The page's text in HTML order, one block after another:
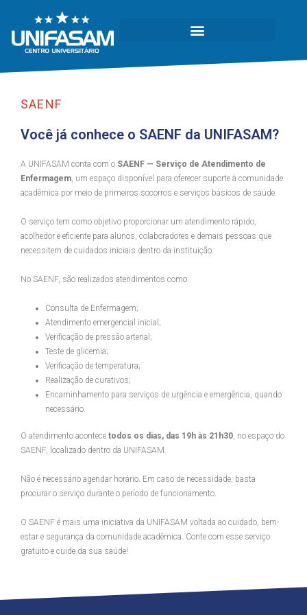
SAENF
Você já conhece o SAENF da UNIFASAM?
A UNIFASAM conta com o SAENF — Serviço de Atendimento de
Enfermagem, um espaço disponível para oferecer suporte à comunidade
acadêmica por meio de primeiros socorros e serviços básicos de saúde.
O serviço tem como objetivo proporcionar um atendimento rápido,
acolhedor e eficiente para alunos, colaboradores e demais pessoas que
necessitem de cuidados iniciais dentro da instituição.
No SAENF, são realizados atendimentos como:
Consulta de Enfermagem;
Atendimento emergencial inicial;
Verificação de pressão arterial;
Teste de glicemia;
Verificação de temperatura;
Realização de curativos;
Encaminhamento para serviços de urgência e emergência, quando
necessário.
O atendimento acontece todos os dias, das 19h às 21h30, no espaço do
SAENF, localizado dentro da UNIFASAM.
Não é necessário agendar horário. Em caso de necessidade, basta
procurar o serviço durante o período de funcionamento.
O SAENF é mais uma iniciativa da UNIFASAM voltada ao cuidado, bem-
estar e segurança da comunidade acadêmica. Conte com esse serviço
gratuito e cuide da sua saúde!